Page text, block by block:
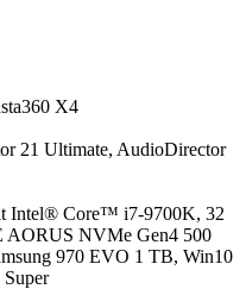
X4
21 Ultimate, AudioDirector
Intel® Core™ i7-9700K, 32
NVMe Gen4 500
970 EVO 1 TB, Win10